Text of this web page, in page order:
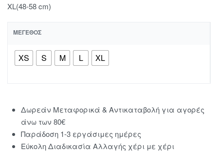
XL(48-58 cm)
ΜΈΓΕΘΟΣ
XS S M L XL
Δωρεάν Μεταφορικά & Αντικαταβολή για αγορές
άνω των 80€
Παράδοση 1-3 εργάσιμες ημέρες
Εύκολη Διαδικασία Αλλαγής χέρι με χέρι